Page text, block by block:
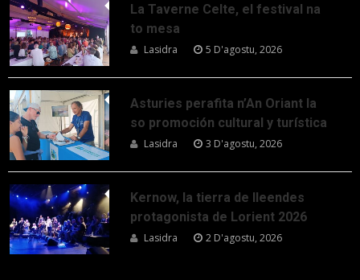
La Taverne Celte, el festival na
to mesa
Lasidra 5 D'agostu, 2026
Asturies perafita n’An Oriant la
so promoción cultural y turística
Lasidra 3 D'agostu, 2026
Kernow, la tierra de lleendes
protagonista de Lorient 2026
Lasidra 2 D'agostu, 2026